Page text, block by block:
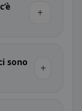
+
sono
+